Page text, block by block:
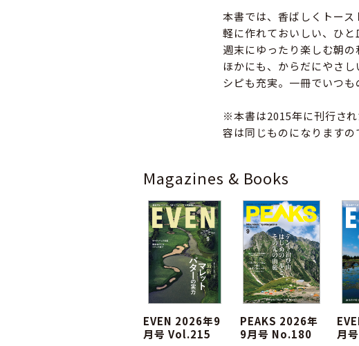
本書では、香ばしくトー
軽に作れておいしい、ひ
週末にゆったり楽しむ朝の
ほかにも、からだにやさ
シピも充実。一冊でいつも
※本書は2015年に刊行さ
容は同じものになりますの
Magazines & Books
EVEN 2026年9
月号 Vol.215
PEAKS 2026年
9月号 No.180
月